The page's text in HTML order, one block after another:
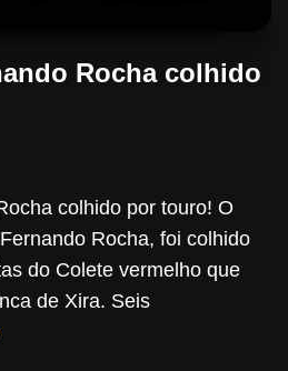
Rocha colhido
colhido por touro! O
Rocha, foi colhido
do Colete vermelho que
de Xira. Seis